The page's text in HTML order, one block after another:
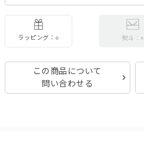
ラッピング：○ 熨斗：×
この商品について
問い合わせる